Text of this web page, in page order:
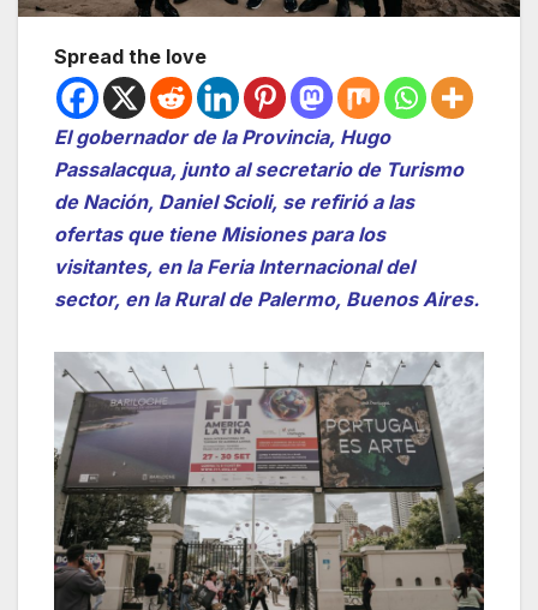
Spread the love
El gobernador de la Provincia, Hugo
Passalacqua, junto al secretario de Turismo
de Nación, Daniel Scioli, se refirió a las
ofertas que tiene Misiones para los
visitantes, en la Feria Internacional del
sector, en la Rural de Palermo, Buenos Aires.